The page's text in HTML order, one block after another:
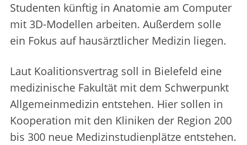
Studenten künftig in Anatomie am Computer
mit 3D-Modellen arbeiten. Außerdem solle
ein Fokus auf hausärztlicher Medizin liegen.
Laut Koalitionsvertrag soll in Bielefeld eine
medizinische Fakultät mit dem Schwerpunkt
Allgemeinmedizin entstehen. Hier sollen in
Kooperation mit den Kliniken der Region 200
bis 300 neue Medizinstudienplätze entstehen.